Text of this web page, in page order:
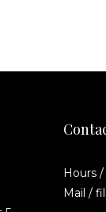
Hours /
Mail /